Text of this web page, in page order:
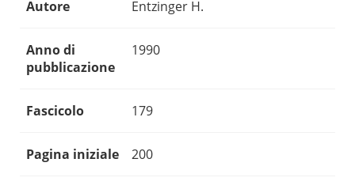
Autore Entzinger H.
Anno di
pubblicazione
1990
Fascicolo 179
Pagina iniziale 200